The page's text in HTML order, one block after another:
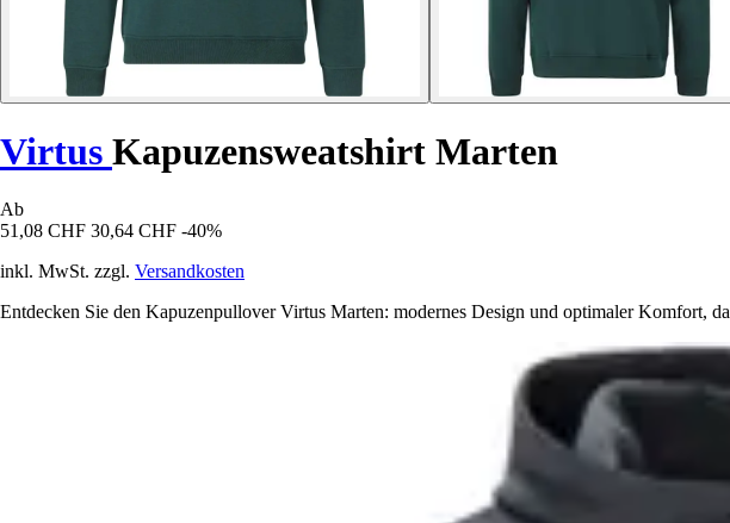
Virtus Kapuzensweatshirt Marten
Ab
51,08 CHF 30,64 CHF -40%
inkl. MwSt. zzgl. Versandkosten
Entdecken Sie den Kapuzenpullover Virtus Marten: modernes Design und optimaler Komfort,